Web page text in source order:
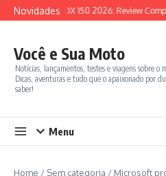
Ir para o conteúdo
NovidadesSYM ADX 150 2026: Review
Você e Sua Moto
Notícias, lançamentos, testes e viagens sobre o
Dicas, aventuras e tudo que o apaixonado por
saber!
Menu
Home / Sem categoria / Microsoft